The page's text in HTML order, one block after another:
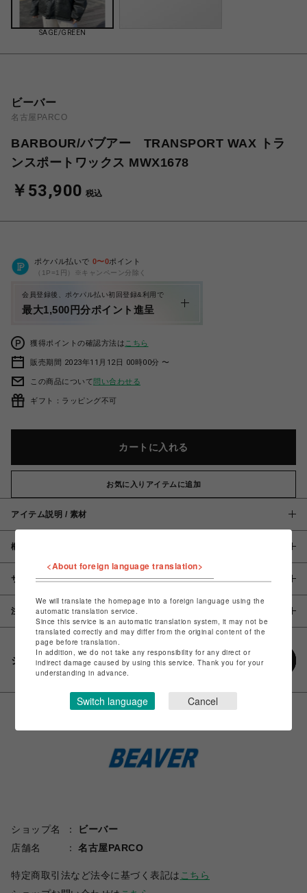
SAGE/GREEN
ビーバー
名古屋PARCO
BARBOUR/バブアー TRANSPORT WAX トラ
ンスポートワックス MWX1678
￥53,900 税込
ポケパル払いで 0〜0ポイント
（1P=1円）※キャンペーン分除く
会員登録後、ポケパル払い初回登録&利用で
最大1,500円分ポイント進呈
獲得ポイントの確認方法は こちら
販売期間 2023年11月12日 00時00分 〜
この商品について問い合わせる
ギフト：ラッピング不可
カートに入れる
お気に入りアイテムに追加
アイテム説明 / 素材
概要
サイズ
注意事項
シェアする
ショップ名
ビーバー
店舗名
名古屋PARCO
特定商取引法など法令に基づく表記は こちら
<About foreign language translation>
We will translate the homepage into a foreign language using the
automatic translation service.
Since this service is an automatic translation system, it may not be
translated correctly and may differ from the original content of the
page before translation.
In addition, we do not take any responsibility for any direct or
indirect damage caused by using this service. Thank you for your
understanding in advance.
Switch language Cancel